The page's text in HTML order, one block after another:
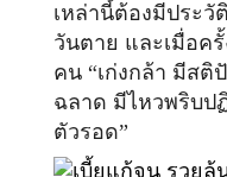
เหล่านี้ต้องมีประวั
วันตาย และเมื่อค
คน “เก่งกล้า มีสติ
ฉลาด มีไหวพริบป
ตัวรอด”